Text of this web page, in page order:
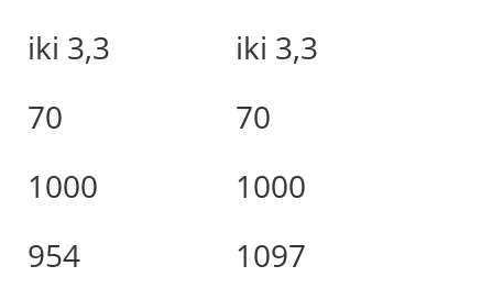
iki 3,3
iki 3,3
70
70
1000
1000
954
1097